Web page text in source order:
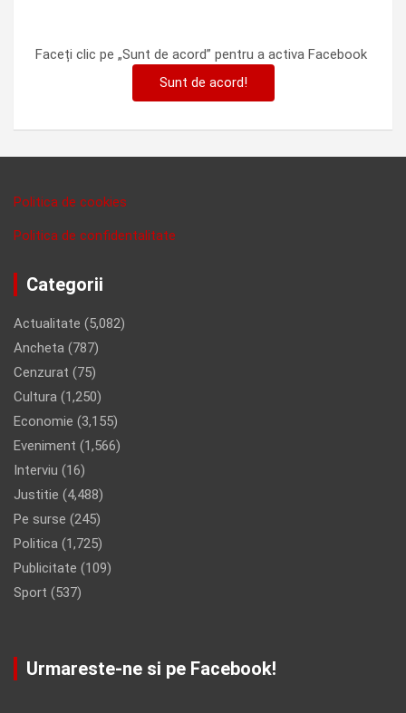
Faceți clic pe „Sunt de acord” pentru a activa Facebook
Sunt de acord!
Politica de cookies
Politica de confidentalitate
Categorii
Actualitate (5,082)
Ancheta (787)
Cenzurat (75)
Cultura (1,250)
Economie (3,155)
Eveniment (1,566)
Interviu (16)
Justitie (4,488)
Pe surse (245)
Politica (1,725)
Publicitate (109)
Sport (537)
Urmareste-ne si pe Facebook!